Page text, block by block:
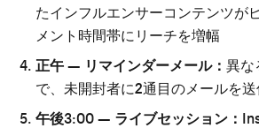
たインフルエンサーコンテンツが
メント時間帯にリーチを増幅
正午 — リマインダーメール： 異な
で、未開封者に2通目のメールを
午後3:00 — ライブセッション：